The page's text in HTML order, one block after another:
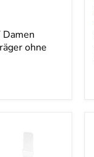
ohne